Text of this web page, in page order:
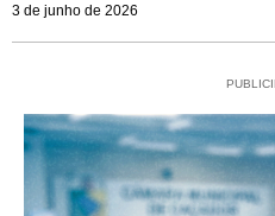
3 de junho de 2026